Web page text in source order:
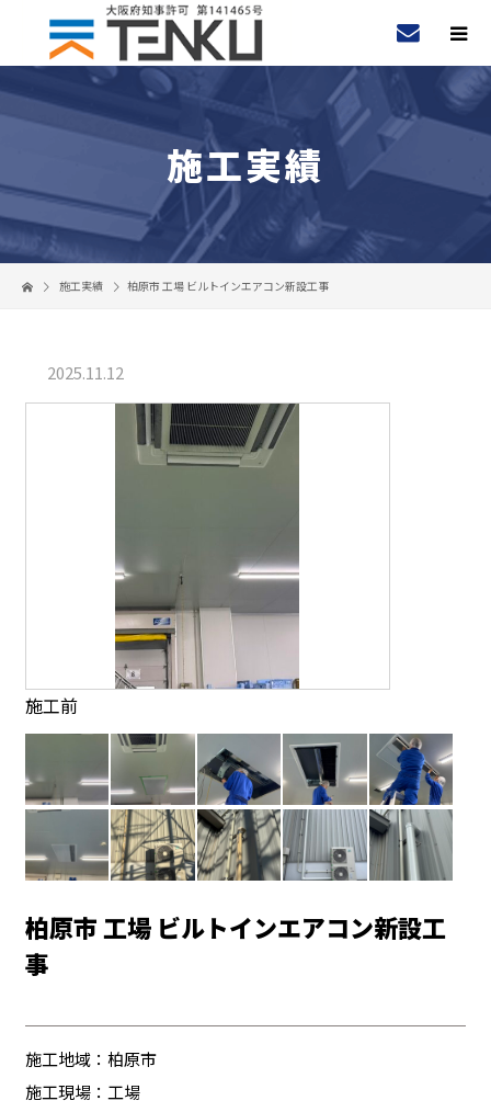
施工実績
施工実績 柏原市 工場 ビルトインエアコン新設工事
2025.11.12
施工前
柏原市 工場 ビルトインエアコン新設工
事
施工地域：柏原市
施工現場：工場